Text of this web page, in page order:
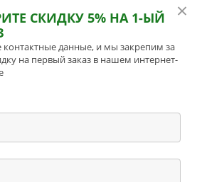
(голова)
×
СКИДКУ 5% НА 1-ЫЙ
контактные данные, и мы закрепим за
на первый заказ в нашем интернет-